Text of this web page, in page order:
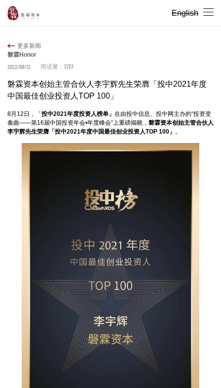
English
更多新闻
磐霖Honor
2022/08/12
阅读量： 3723
磐霖资本创始主管合伙人李宇辉先生荣膺「投中2021年度
中国最佳创业投资人TOP 100」
8月12日，「 投中2021年度投资人榜单」 在由投中信息、投中网主办的“投资变
奏曲——第16届中国投资年会•年度峰会”上重磅揭晓， 磐霖资本创始主管合伙人
李宇辉先生荣膺「投中2021年度中国最佳创业投资人TOP 100」 。